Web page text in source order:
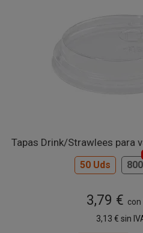
Tapas Drink/Strawlees para
50 Uds
3,79 € con
3,13 € sin